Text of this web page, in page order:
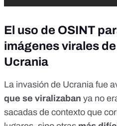
El uso de OSINT
imágenes virales
Ucrania
La invasión de Ucrania fue
que se viralizaban ya no
sacadas de contexto que